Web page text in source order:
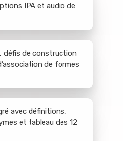
IPA et audio de
défis de construction
de formes
avec définitions,
et tableau des 12